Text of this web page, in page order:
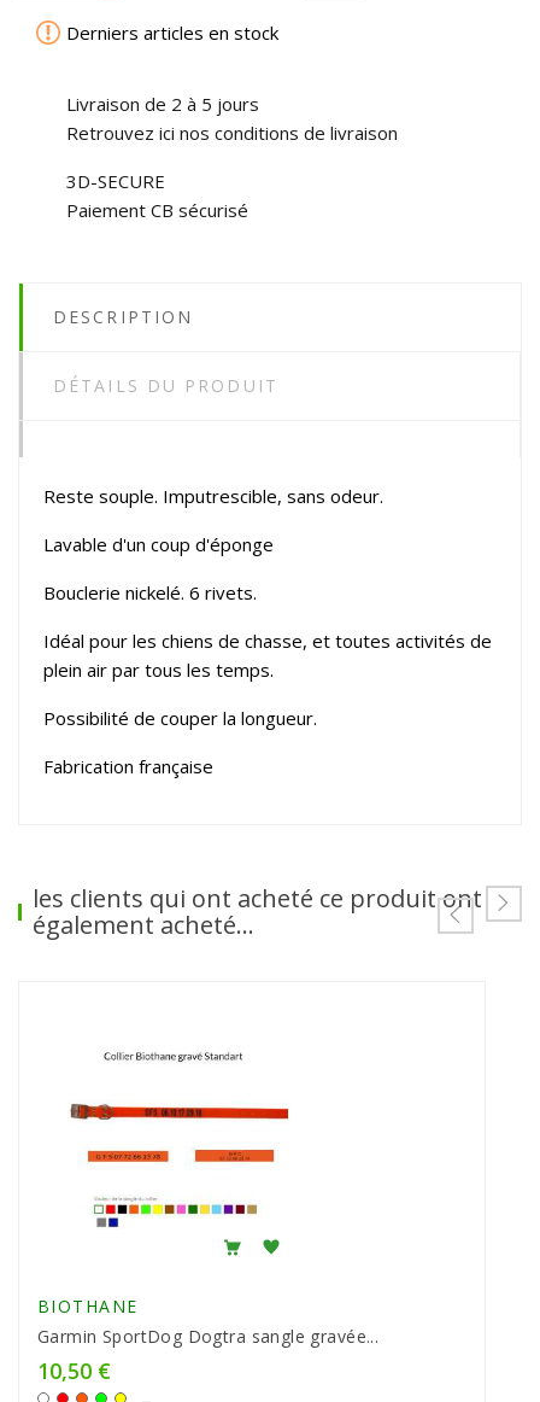
Derniers articles en stock
Livraison de 2 à 5 jours
Retrouvez ici nos conditions de livraison
3D-SECURE
Paiement CB sécurisé
DESCRIPTION
DÉTAILS DU PRODUIT
Reste souple. Imputrescible, sans odeur.
Lavable d'un coup d'éponge
Bouclerie nickelé. 6 rivets.
Idéal pour les chiens de chasse, et toutes activités de
plein air par tous les temps.
Possibilité de couper la longueur.
Fabrication française
les clients qui ont acheté ce produit ont
également acheté...
Prix
10,50 €
BIOTHANE
Garmin SportDog Dogtra sangle gravée...